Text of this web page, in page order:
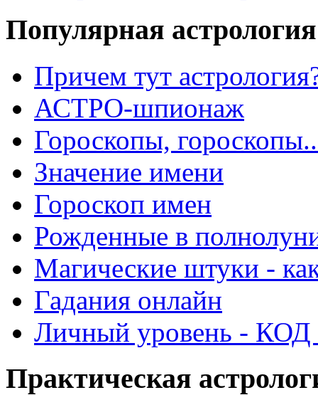
Популярная астрология
Причем тут
АСТРО-шпионаж
Гороскопы,
Значение имени
Гороскоп имен
Рожденные в
Магические штуки -
Гадания онлайн
Личный уровень - КОД
Практическая